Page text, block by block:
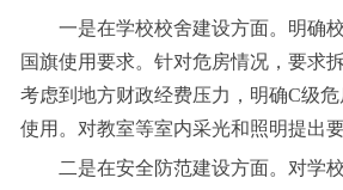
一是在学校校舍建设方面。明确校
国旗使用要求。针对危房情况，要求
考虑到地方财政经费压力，明确C级
使用。对教室等室内采光和照明提出要
二是在安全防范建设方面。对学校